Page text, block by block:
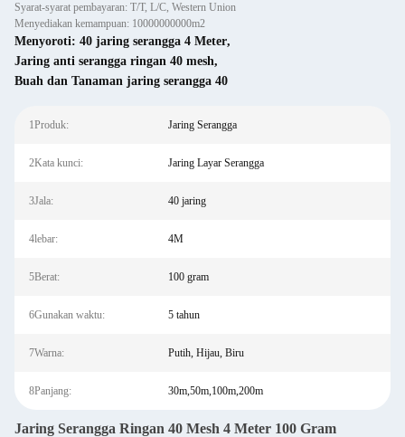
Syarat-syarat pembayaran: T/T, L/C, Western Union
Menyediakan kemampuan: 10000000000m2
Menyoroti: 40 jaring serangga 4 Meter,
Jaring anti serangga ringan 40 mesh,
Buah dan Tanaman jaring serangga 40
1Produk: Jaring Serangga
2Kata kunci: Jaring Layar Serangga
3Jala: 40 jaring
4lebar: 4M
5Berat: 100 gram
6Gunakan waktu: 5 tahun
7Warna: Putih, Hijau, Biru
8Panjang: 30m,50m,100m,200m
Jaring Serangga Ringan 40 Mesh 4 Meter 100 Gram